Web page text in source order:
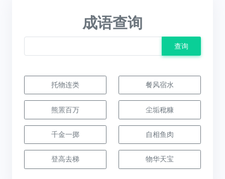
成语查询
查询
托物连类 餐风宿水
熊罴百万 尘垢秕糠
千金一掷 自相鱼肉
登高去梯 物华天宝